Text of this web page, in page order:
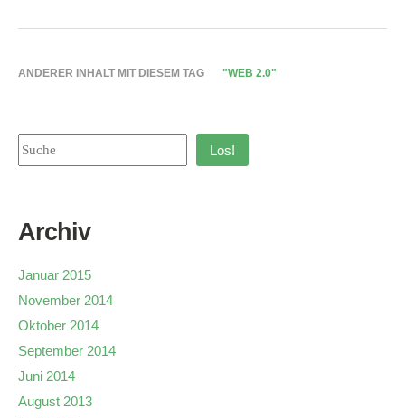
ANDERER INHALT MIT DIESEM TAG "WEB 2.0"
Los!
Archiv
Januar 2015
November 2014
Oktober 2014
September 2014
Juni 2014
August 2013